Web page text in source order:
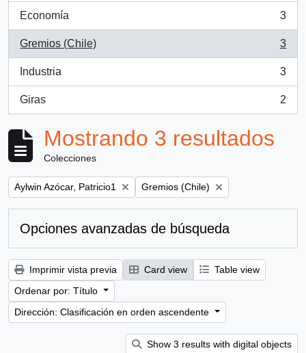
Economía
, 3 resultados
3
Gremios (Chile)
, 3 resultados
3
Industria
, 3 resultados
3
Giras
, 2 resultados
2
Mostrando 3 resultados
Colecciones
Remove filter:
Aylwin Azócar, Patricio1 Remove filter:
Gremios (Chile)
Opciones avanzadas de búsqueda
Imprimir vista previa Card view
Table view
Ordenar por: Título
Dirección: Clasificación en orden ascendente
Show 3 results with digital objects